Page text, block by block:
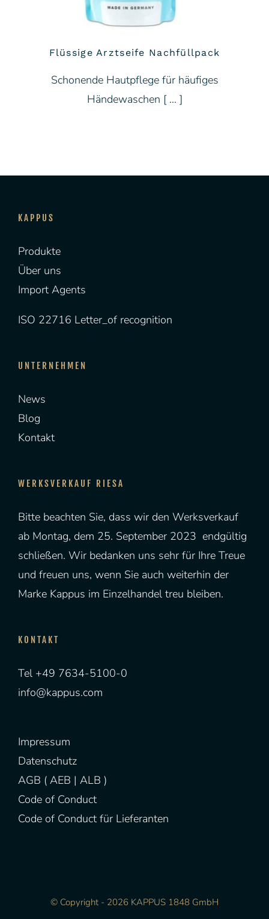
Flüssige Arztseife Nachfüllpack
Schonende Hautpflege für häufiges
Händewaschen [ … ]
KAPPUS
Produkte
Über uns
Import Agents
ISO 22716 Letter_of recognition
UNTERNEHMEN
News
Blog
Kontakt
WERKSVERKAUF RIESA
Bitte beachten Sie, dass wir den Werksverkauf
ab Montag, dem 25. September 2023 endgültig
schließen. Wir bedanken uns sehr für Ihre Treue
und freuen uns, wenn Sie auch weiterhin der
Marke Kappus im Einzelhandel treu bleiben.
KONTAKT
Tel +49 7634-5100-0
info@kappus.com
Impressum
Datenschutz
AGB ( AEB | ALB )
Code of Conduct
Code of Conduct für Lieferanten
© Copyright - 2026 KAPPUS 1848 GmbH